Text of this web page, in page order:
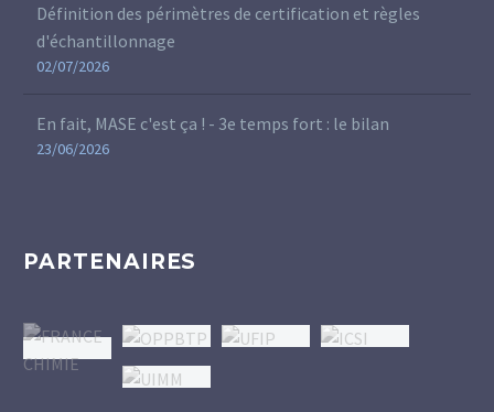
Définition des périmètres de certification et règles
d'échantillonnage
02/07/2026
En fait, MASE c'est ça ! - 3e temps fort : le bilan
23/06/2026
PARTENAIRES